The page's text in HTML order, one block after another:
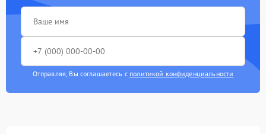
Отправляя, Вы соглашаетесь с политикой конфиденциальности